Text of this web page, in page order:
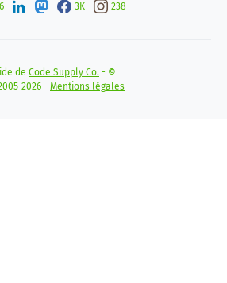
3K 238
de Code Supply Co. - ©
2026 - Mentions légales